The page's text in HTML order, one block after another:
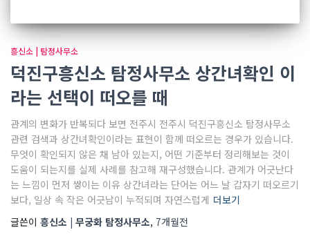
흥신소 | 탐정사무소
덕진구흥신소 탐정사무소 상간녀확인 이
라는 선택이 떠오를 때
관계의 변화가 반복되다 보면 전주시 전주시 덕진구흥신소 탐정사무소
관련 검색과 상간녀확인이라는 표현이 함께 떠오르는 경우가 있습니다.
무엇이 확인되지 않은 채 남아 있는지, 어떤 기준부터 정리해보는 것이
도움이 되는지를 실제 사례를 참고해 재구성했습니다. 관계가 어긋난다
는 느낌이 먼저 쌓이는 이유 상간녀라는 단어는 어느 날 갑자기 떠오르기
보다, 일상 속 작은 어긋남이 누적되며 자연스럽게 더보기
글쓴이 흥신소 | 무궁화 탐정사무소, 7개월전